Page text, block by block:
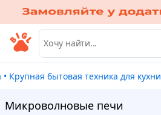
• Крупная бытовая техника для кухни
Микроволновые печи